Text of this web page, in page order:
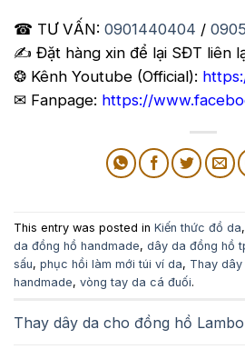
☎ TƯ VẤN: 0901440404 /
✍️ Đặt hàng xin để lại SĐT liên
❂ Kênh Youtube (Official):
✉ Fanpage: https://
This entry was posted in Kiến thức đồ da,
da đồng hồ handmade, dây da đồng hồ
sấu, phục hồi làm mới túi ví da, Thay
handmade, vòng tay da cá đuối.
Thay dây da cho đồng hồ